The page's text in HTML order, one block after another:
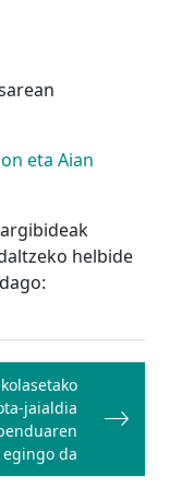
eta Aian
helbide
jaialdia
egingo da